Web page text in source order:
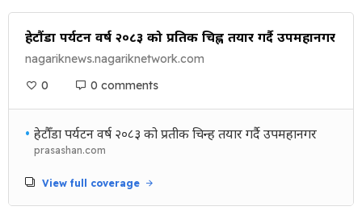
हेटौंडा पर्यटन वर्ष २०८३ को प्रतिक चिह्न तयार गर्दै उपमहानगर
nagariknews.nagariknetwork.com
0
0 comments
• हेटौँडा पर्यटन वर्ष २०८३ को प्रतीक चिन्ह तयार गर्दै उपमहानगर
prasashan.com
View full coverage